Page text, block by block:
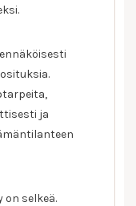
ja
on selkeä.